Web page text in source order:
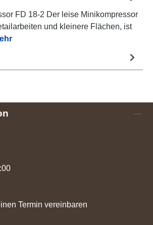
FD 18-2 Der leise Minikompressor
und kleinere Flächen, ist
Termin vereinbaren